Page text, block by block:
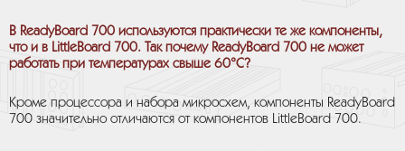
В ReadyBoard 700 используются практически те же компоненты,
что и в LittleBoard 700. Так почему ReadyBoard 700 не может
работать при температурах свыше 60°C?
Кроме процессора и набора микросхем, компоненты ReadyBoard
700 значительно отличаются от компонентов LittleBoard 700.